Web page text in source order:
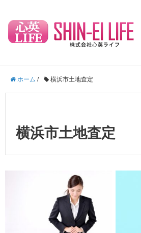
ホーム / 横浜市土地査定
横浜市土地査定